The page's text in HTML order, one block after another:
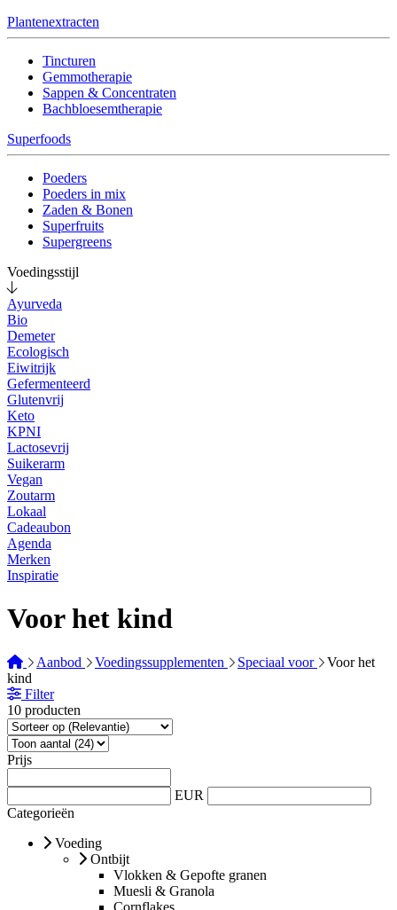
Plantenextracten
Tincturen
Gemmotherapie
Sappen & Concentraten
Bachbloesemtherapie
Superfoods
Poeders
Poeders in mix
Zaden & Bonen
Superfruits
Supergreens
Voedingsstijl
Ayurveda
Bio
Demeter
Ecologisch
Eiwitrijk
Gefermenteerd
Glutenvrij
Keto
KPNI
Lactosevrij
Suikerarm
Vegan
Zoutarm
Lokaal
Cadeaubon
Agenda
Merken
Inspiratie
Voor het kind
Aanbod Voedingssupplementen Speciaal voor
Voor het
kind
Filter
10 producten
Prijs
EUR
Categorieën
Voeding
Ontbijt
Vlokken & Gepofte granen
Muesli & Granola
Cornflakes